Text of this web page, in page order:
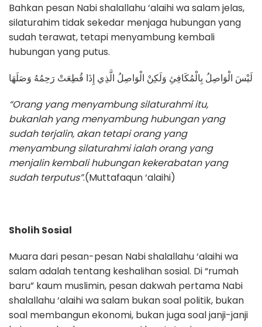
Bahkan pesan Nabi shalallahu ‘alaihi wa salam jelas,
silaturahim tidak sekedar menjaga hubungan yang
sudah terawat, tetapi menyambung kembali
hubungan yang putus.
لَيْسَ الْوَاصِلُ بِالْمُكَافِئِ وَلَكِنْ الْوَاصِلُ الَّذِي إِذَا قُطِعَتْ رَحِمُهُ وَصَلَهَا
“Orang yang menyambung silaturahmi itu,
bukanlah yang menyambung hubungan yang
sudah terjalin, akan tetapi orang yang
menyambung silaturahmi ialah orang yang
menjalin kembali hubungan kekerabatan yang
sudah terputus”.(Muttafaqun ‘alaihi)
Sholih Sosial
Muara dari pesan-pesan Nabi shalallahu ‘alaihi wa
salam adalah tentang keshalihan sosial. Di “rumah
baru” kaum muslimin, pesan dakwah pertama Nabi
shalallahu ‘alaihi wa salam bukan soal politik, bukan
soal membangun ekonomi, bukan juga soal janji-janji